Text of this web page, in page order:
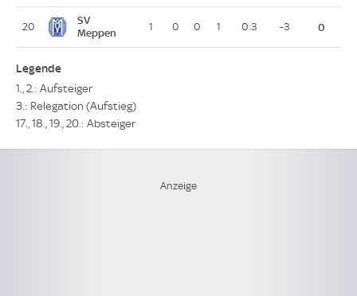
20
SV
Meppen
1 0 0 1 0:3 -3 0
Legende
1., 2.: Aufsteiger
3.: Relegation (Aufstieg)
17., 18., 19., 20.: Absteiger